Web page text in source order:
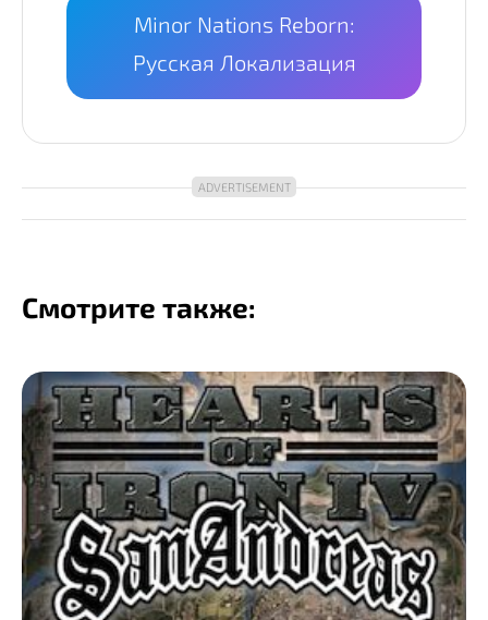
Minor Nations Reborn:
Русская Локализация
Смотрите также: